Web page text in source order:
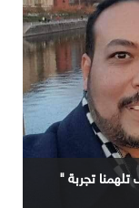
تجربة "